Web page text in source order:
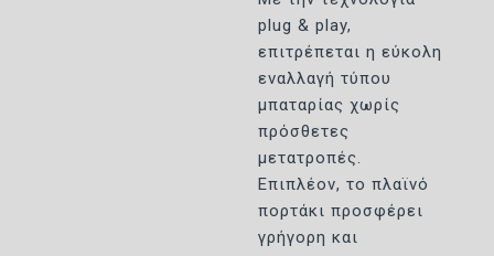
plug & play,
επιτρέπεται η εύκολη
εναλλαγή τύπου
μπαταρίας χωρίς
πρόσθετες
μετατροπές.
Επιπλέον, το πλαϊνό
πορτάκι προσφέρει
γρήγορη και